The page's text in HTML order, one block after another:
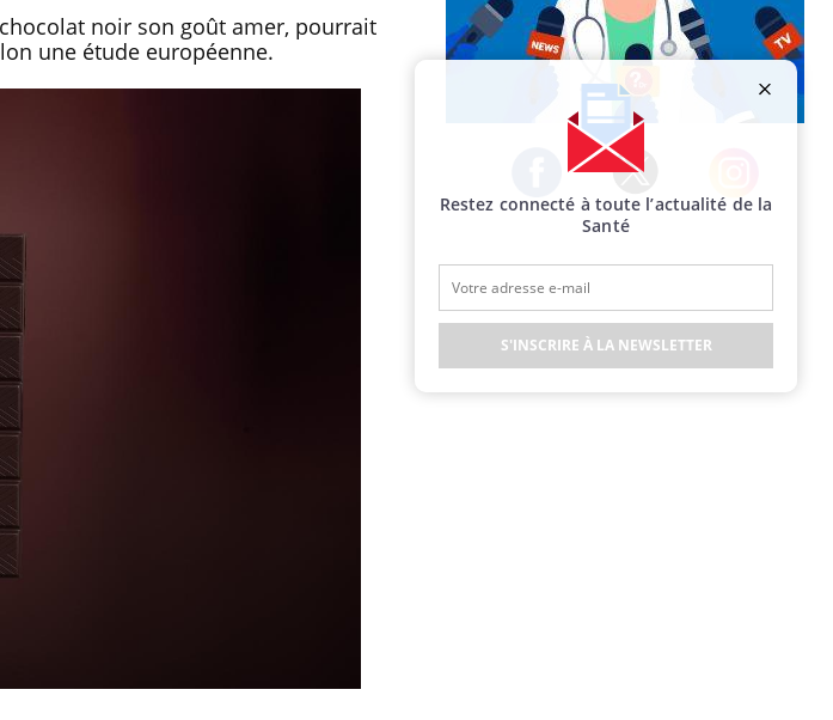
noir son goût amer, pourrait
une étude européenne.
Facebook Twitter Instagram
Restez connecté à toute l’actualité de la
Santé
S'INSCRIRE À LA NEWSLETTER